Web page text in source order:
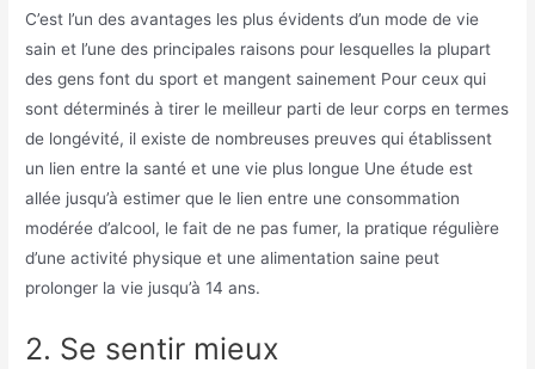
C’est l’un des avantages les plus évidents d’un mode de vie
sain et l’une des principales raisons pour lesquelles la plupart
des gens font du sport et mangent sainement Pour ceux qui
sont déterminés à tirer le meilleur parti de leur corps en termes
de longévité, il existe de nombreuses preuves qui établissent
un lien entre la santé et une vie plus longue Une étude est
allée jusqu’à estimer que le lien entre une consommation
modérée d’alcool, le fait de ne pas fumer, la pratique régulière
d’une activité physique et une alimentation saine peut
prolonger la vie jusqu’à 14 ans.
2. Se sentir mieux